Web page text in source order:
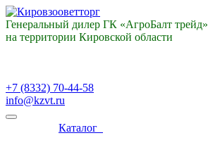
Генеральный дилер ГК «АгроБалт трейд»
на территории Кировской области
+7 (8332) 70-44-58
info@kzvt.ru
Каталог